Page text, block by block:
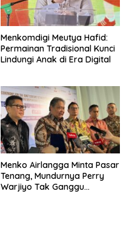
Menkomdigi Meutya Hafid:
Permainan Tradisional Kunci
Lindungi Anak di Era Digital
Menko Airlangga Minta Pasar
Tenang, Mundurnya Perry
Warjiyo Tak Ganggu